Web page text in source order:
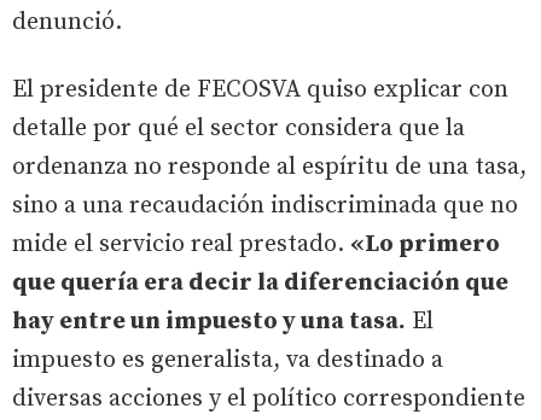
denunció.
El presidente de FECOSVA quiso explicar con
detalle por qué el sector considera que la
ordenanza no responde al espíritu de una tasa,
sino a una recaudación indiscriminada que no
mide el servicio real prestado. «Lo primero
que quería era decir la diferenciación que
hay entre un impuesto y una tasa. El
impuesto es generalista, va destinado a
diversas acciones y el político correspondiente